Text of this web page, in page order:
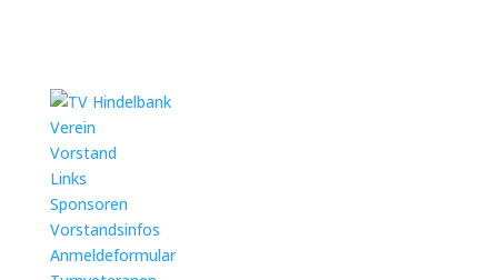
Verein
Vorstand
Links
Sponsoren
Vorstandsinfos
Anmeldeformular